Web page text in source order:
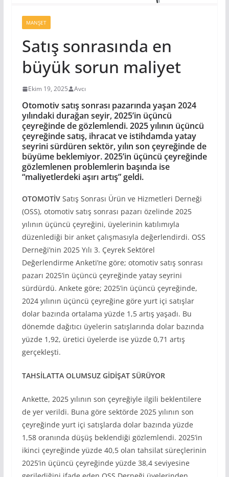
MANŞET
Satış sonrasında en
büyük sorun maliyet
Ekim 19, 2025 Avcı
Otomotiv satış sonrası pazarında yaşan 2024
yılındaki durağan seyir, 2025’in üçüncü
çeyreğinde de gözlemlendi. 2025 yılının üçüncü
çeyreğinde satış, ihracat ve istihdamda yatay
seyrini sürdüren sektör, yılın son çeyreğinde de
büyüme beklemiyor. 2025’in üçüncü çeyreğinde
gözlemlenen problemlerin başında ise
“maliyetlerdeki aşırı artış” geldi.
OTOMOTİVSatış Sonrası Ürün ve Hizmetleri Derneği
(OSS), otomotiv satış sonrası pazarı özelinde 2025
yılının üçüncü çeyreğini, üyelerinin katılımıyla
düzenlediği bir anket çalışmasıyla değerlendirdi. OSS
Derneği’nin 2025 Yılı 3. Çeyrek Sektörel
Değerlendirme Anketi’ne göre; otomotiv satış sonrası
pazarı 2025’in üçüncü çeyreğinde yatay seyrini
sürdürdü. Ankete göre; 2025’in üçüncü çeyreğinde,
2024 yılının üçüncü çeyreğine göre yurt içi satışlar
dolar bazında ortalama yüzde 1,5 artış yaşadı. Bu
dönemde dağıtıcı üyelerin satışlarında dolar bazında
yüzde 1,92, üretici üyelerde ise yüzde 0,71 artış
gerçekleşti.
TAHSİLATTA OLUMSUZ GİDİŞAT SÜRÜYOR
Ankette, 2025 yılının son çeyreğiyle ilgili beklentilere
de yer verildi. Buna göre sektörde 2025 yılının son
çeyreğinde yurt içi satışlarda dolar bazında yüzde
1,58 oranında düşüş beklendiği gözlemlendi. 2025’in
ikinci çeyreğinde yüzde 40,5 olan tahsilat süreçlerinin
2025’in üçüncü çeyreğinde yüzde 38,4 seviyesine